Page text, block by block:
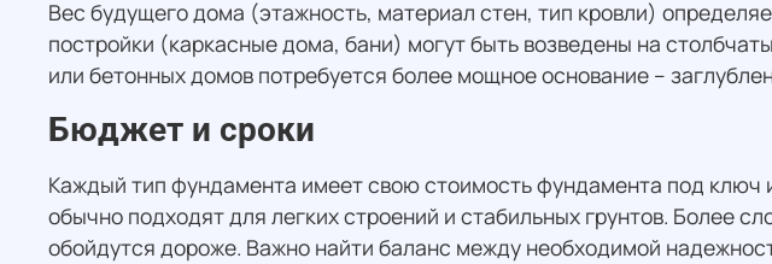
Вес будущего дома (этажность, материал стен, тип кровли)
постройки (каркасные дома, бани) могут быть возведены на
или бетонных домов потребуется более мощное основание –
Бюджет и сроки
Каждый тип фундамента имеет свою стоимость фундамента под ключ
обычно подходят для легких строений и стабильных грунтов. Более
обойдутся дороже. Важно найти баланс между необходимой